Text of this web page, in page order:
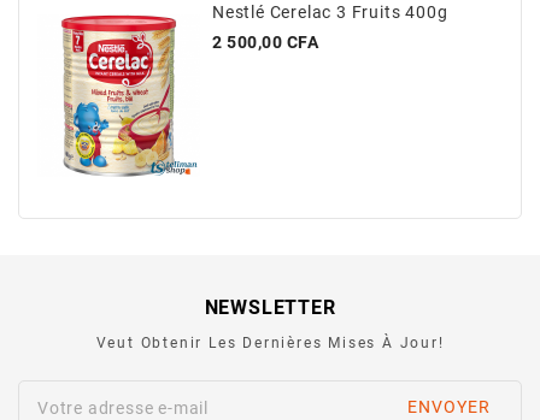
Nestlé Cerelac 3 Fruits 400g
Prix
2 500,00 CFA
NEWSLETTER
Veut Obtenir Les Dernières Mises À Jour!